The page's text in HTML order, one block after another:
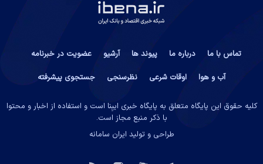
تماس با ما درباره ما پیوند ها آرشیو
عضویت در خبرنامه
آب و هوا
اوقات شرعی نظرسنجی جستجوی پیشرفته
کلیه حقوق این پایگاه متعلق به پایگاه خبری ایبِنا است و استفاده از اخبار و محتوا
با ذکر منبع مجاز است.
طراحی و تولید ایران سامانه